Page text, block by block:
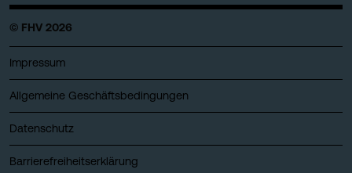
© FHV 2026
Impressum
Allgemeine Geschäftsbedingungen
Datenschutz
Barrierefreiheitserklärung